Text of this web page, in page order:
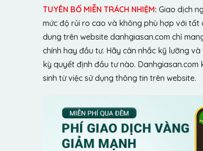
TUYÊN BỐ MIỄN TRÁCH NHIỆM: Giao dịch
mức độ rủi ro cao và không phù hợp với
dung trên website danhgiasan.com chỉ
chính hay đầu tư. Hãy cân nhắc kỹ lưỡng
kỳ quyết định đầu tư nào.
sinh từ việc sử dụng thông tin trên website.